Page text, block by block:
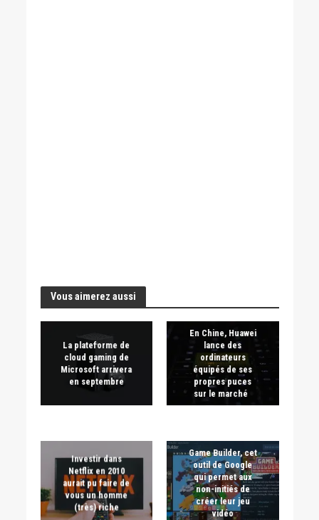
Vous aimerez aussi
La plateforme de
cloud gaming de
Microsoft arrivera
en septembre
En Chine, Huawei
lance des
ordinateurs
équipés de ses
propres puces
sur le marché
Investir dans
Netflix en 2010
aurait pu faire de
vous un homme
(très) riche
Game Builder, cet
outil de Google
qui permet aux
non-initiés de
créer leur jeu
vidéo